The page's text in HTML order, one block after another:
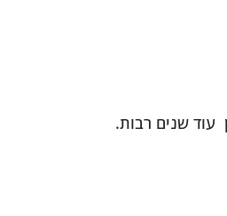
עוד שנים רבות.